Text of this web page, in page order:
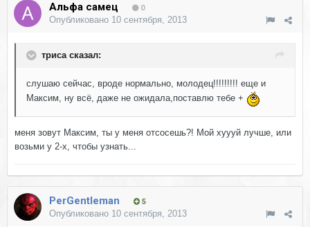
Альфа самец 0
Опубликовано 10 сентября, 2013
триса сказал:
слушаю сейчас, вроде нормально, молодец!!!!!!!!! еще и
Максим, ну всё, даже не ожидала,поставлю тебе +
меня зовут Максим, ты у меня отсосешь?! Мой хуууй лучше, или
возьми у 2-х, чтобы узнать...
PerGentleman 5
Опубликовано 10 сентября, 2013